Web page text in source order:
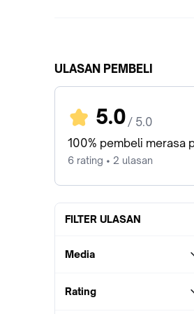
ULASAN PEMBELI
5.0 / 5.0
100% pembeli merasa
6 rating • 2 ulasan
FILTER ULASAN
Media
Rating